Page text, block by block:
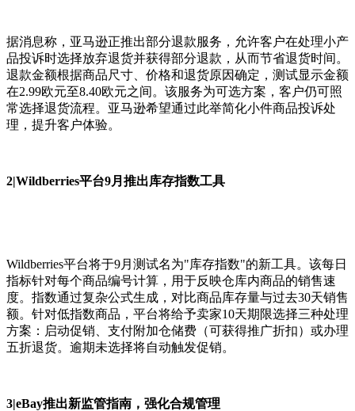
据消息称，亚马逊正推出部分退款服务，允许客户在处理小产
品投诉时选择放弃退货并获得部分退款，从而节省退货时间。
退款金额根据商品尺寸、价格和退货原因确定，测试显示金额
在2.99欧元至8.40欧元之间。该服务为可选方案，客户仍可照
常选择退货流程。亚马逊希望通过此举简化小件商品投诉处
理，提升客户体验。
2|Wildberries平台9月推出库存指数工具
Wildberries平台将于9月测试名为"库存指数"的新工具。该每日
指标针对每个商品编号计算，用于反映仓库内商品的销售速
度。指数通过复杂公式生成，对比商品库存量与过去30天销售
额。针对低指数商品，平台将给予卖家10天期限选择三种处理
方案：启动促销、支付附加仓储费（可获得推广折扣）或办理
五折退货。逾期未选择将自动触发促销。
3|eBay推出新监管指南，强化合规管理